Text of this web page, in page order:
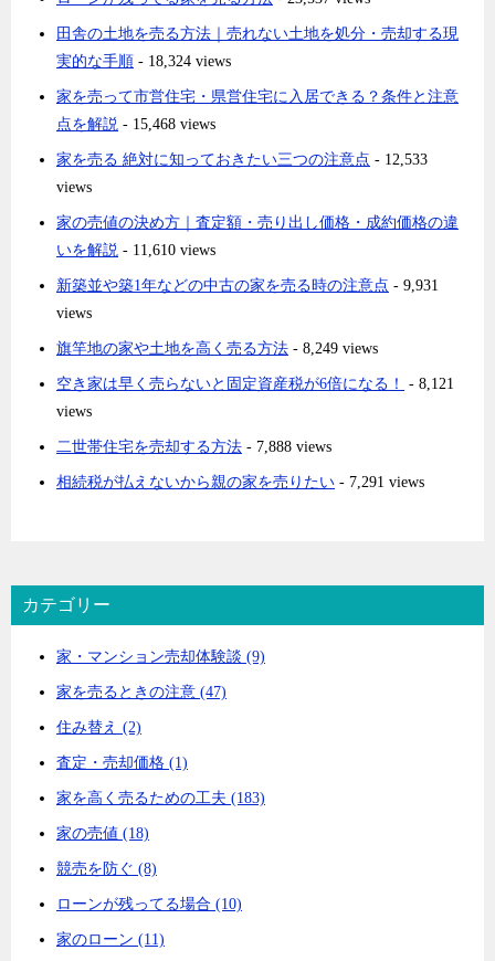
田舎の土地を売る方法｜売れない土地を処分・売却する現
実的な手順 - 18,324 views
家を売って市営住宅・県営住宅に入居できる？条件と注意
点を解説 - 15,468 views
家を売る 絶対に知っておきたい三つの注意点 - 12,533
views
家の売値の決め方｜査定額・売り出し価格・成約価格の違
いを解説 - 11,610 views
新築並や築1年などの中古の家を売る時の注意点 - 9,931
views
旗竿地の家や土地を高く売る方法 - 8,249 views
空き家は早く売らないと固定資産税が6倍になる！
- 8,121
views
二世帯住宅を売却する方法 - 7,888 views
相続税が払えないから親の家を売りたい - 7,291 views
カテゴリー
家・マンション売却体験談 (9)
家を売るときの注意 (47)
住み替え (2)
査定・売却価格 (1)
家を高く売るための工夫 (183)
家の売値 (18)
競売を防ぐ (8)
ローンが残ってる場合 (10)
家のローン (11)